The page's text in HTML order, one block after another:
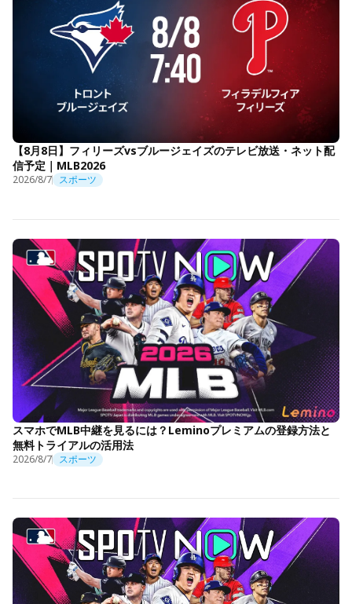
【8月8日】フィリーズvsブルージェイズのテレビ放送・ネット配
信予定｜MLB2026
2026/8/7 スポーツ
スマホでMLB中継を見るには？Leminoプレミアムの登録方法と
無料トライアルの活用法
2026/8/7 スポーツ